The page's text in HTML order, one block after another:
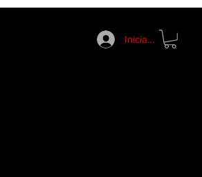
Iniciar sesión